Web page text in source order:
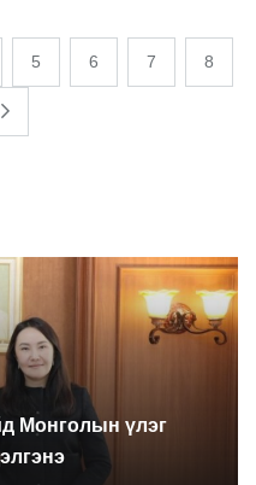
5 6 7 8
Монголын үлэг